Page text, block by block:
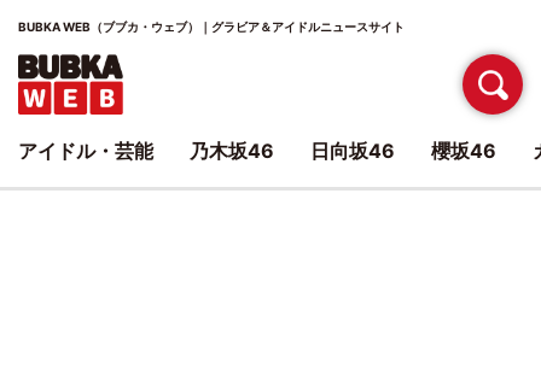
BUBKA WEB（ブブカ・ウェブ）｜グラビア＆アイドルニュースサイト
アイドル・芸能 乃木坂46 日向坂46 櫻坂46